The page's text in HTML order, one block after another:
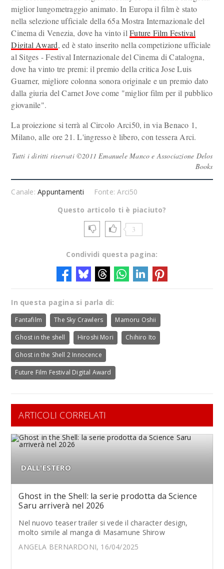
miglior lungometraggio animato. In Europa il film è stato
nella selezione ufficiale della 65a Mostra Internazionale del
Cinema di Venezia, dove ha vinto ilFuture Film Festival
Digital Award, ed è stato inserito nella competizione ufficiale
al Sitges - Festival Internazionale del Cinema di Catalogna,
dove ha vinto tre premi: il premio della critica Jose Luis
Guarner, migliore colonna sonora originale e un premio dato
dalla giuria del Carnet Jove come "miglior film per il pubblico
giovanile".
La proiezione si terrà al Circolo Arci50, in via Benaco 1,
Milano, alle ore 21. L'ingresso è libero, con tessera Arci.
Tutti i diritti riservati ©2011 Emanuele Manco e Associazione Delos
Books
Canale:Appuntamenti
Fonte: Arci50
Questo articolo ti è piaciuto?
3
Condividi questa pagina:
In questa pagina si parla di:
Fantafilm The Sky Crawlers Mamoru Oshii
Ghost in the shell Hiroshi Mori Chihiro Ito
Ghost in the Shell 2 Innocence
Future Film Festival Digital Award
ARTICOLI CORRELATI
DALL'ESTERO
Ghost in the Shell: la serie prodotta da Science
Saru arriverà nel 2026
Nel nuovo teaser trailer si vede il character design,
molto simile al manga di Masamune Shirow
ANGELA BERNARDONI, 16/04/2025